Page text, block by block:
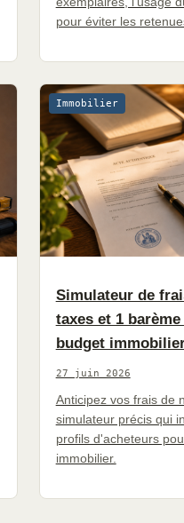
pour éviter les
Immobilier
Simulateur de
taxes et 1
budget
27 juin 2026
Anticipez vos frais de
simulateur précis qui
profils d'acheteurs
immobilier.